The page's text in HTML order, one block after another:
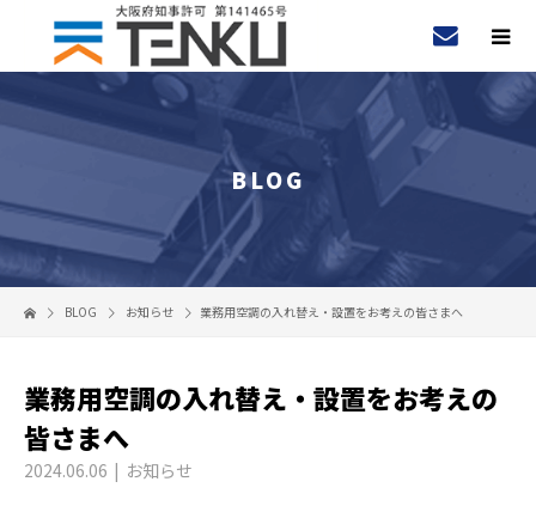
BLOG
BLOG お知らせ 業務用空調の入れ替え・設置をお考えの皆さまへ
業務用空調の入れ替え・設置をお考えの
皆さまへ
2024.06.06 お知らせ